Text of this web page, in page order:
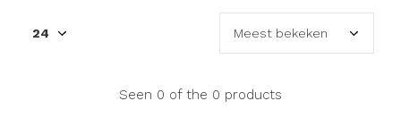
Seen 0 of the 0 products